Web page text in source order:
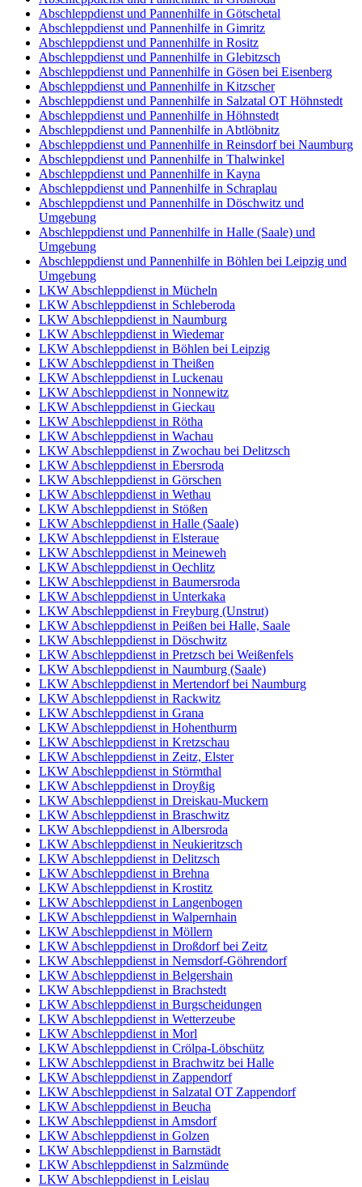
Abschleppdienst und Pannenhilfe in Götschetal
Abschleppdienst und Pannenhilfe in Gimritz
Abschleppdienst und Pannenhilfe in Rositz
Abschleppdienst und Pannenhilfe in Glebitzsch
Abschleppdienst und Pannenhilfe in Gösen bei Eisenberg
Abschleppdienst und Pannenhilfe in Kitzscher
Abschleppdienst und Pannenhilfe in Salzatal OT Höhnstedt
Abschleppdienst und Pannenhilfe in Höhnstedt
Abschleppdienst und Pannenhilfe in Abtlöbnitz
Abschleppdienst und Pannenhilfe in Reinsdorf bei Naumburg
Abschleppdienst und Pannenhilfe in Thalwinkel
Abschleppdienst und Pannenhilfe in Kayna
Abschleppdienst und Pannenhilfe in Schraplau
Abschleppdienst und Pannenhilfe in Döschwitz und
Umgebung
Abschleppdienst und Pannenhilfe in Halle (Saale) und
Umgebung
Abschleppdienst und Pannenhilfe in Böhlen bei Leipzig und
Umgebung
LKW Abschleppdienst in Mücheln
LKW Abschleppdienst in Schleberoda
LKW Abschleppdienst in Naumburg
LKW Abschleppdienst in Wiedemar
LKW Abschleppdienst in Böhlen bei Leipzig
LKW Abschleppdienst in Theißen
LKW Abschleppdienst in Luckenau
LKW Abschleppdienst in Nonnewitz
LKW Abschleppdienst in Gieckau
LKW Abschleppdienst in Rötha
LKW Abschleppdienst in Wachau
LKW Abschleppdienst in Zwochau bei Delitzsch
LKW Abschleppdienst in Ebersroda
LKW Abschleppdienst in Görschen
LKW Abschleppdienst in Wethau
LKW Abschleppdienst in Stößen
LKW Abschleppdienst in Halle (Saale)
LKW Abschleppdienst in Elsteraue
LKW Abschleppdienst in Meineweh
LKW Abschleppdienst in Oechlitz
LKW Abschleppdienst in Baumersroda
LKW Abschleppdienst in Unterkaka
LKW Abschleppdienst in Freyburg (Unstrut)
LKW Abschleppdienst in Peißen bei Halle, Saale
LKW Abschleppdienst in Döschwitz
LKW Abschleppdienst in Pretzsch bei Weißenfels
LKW Abschleppdienst in Naumburg (Saale)
LKW Abschleppdienst in Mertendorf bei Naumburg
LKW Abschleppdienst in Rackwitz
LKW Abschleppdienst in Grana
LKW Abschleppdienst in Hohenthurm
LKW Abschleppdienst in Kretzschau
LKW Abschleppdienst in Zeitz, Elster
LKW Abschleppdienst in Störmthal
LKW Abschleppdienst in Droyßig
LKW Abschleppdienst in Dreiskau-Muckern
LKW Abschleppdienst in Braschwitz
LKW Abschleppdienst in Albersroda
LKW Abschleppdienst in Neukieritzsch
LKW Abschleppdienst in Delitzsch
LKW Abschleppdienst in Brehna
LKW Abschleppdienst in Krostitz
LKW Abschleppdienst in Langenbogen
LKW Abschleppdienst in Walpernhain
LKW Abschleppdienst in Möllern
LKW Abschleppdienst in Droßdorf bei Zeitz
LKW Abschleppdienst in Nemsdorf-Göhrendorf
LKW Abschleppdienst in Belgershain
LKW Abschleppdienst in Brachstedt
LKW Abschleppdienst in Burgscheidungen
LKW Abschleppdienst in Wetterzeube
LKW Abschleppdienst in Morl
LKW Abschleppdienst in Crölpa-Löbschütz
LKW Abschleppdienst in Brachwitz bei Halle
LKW Abschleppdienst in Zappendorf
LKW Abschleppdienst in Salzatal OT Zappendorf
LKW Abschleppdienst in Beucha
LKW Abschleppdienst in Amsdorf
LKW Abschleppdienst in Golzen
LKW Abschleppdienst in Barnstädt
LKW Abschleppdienst in Salzmünde
LKW Abschleppdienst in Leislau